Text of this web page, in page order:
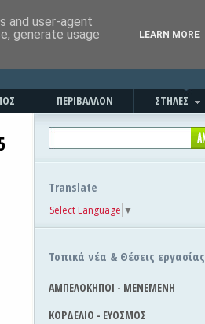
ΠΕΡΙΒΑΛΛΟΝ ΣΤΗΛΕΣ
Translate
Select Language ▼
Τοπικά νέα & Θέσεις εργασίας
ΑΜΠΕΛΟΚΗΠΟΙ - ΜΕΝΕΜΕΝΗ
ΚΟΡΔΕΛΙΟ - ΕΥΟΣΜΟΣ
and user-agent
generate usage
LEARN MORE